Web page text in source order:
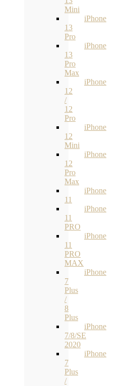
Mini
iPhone
13
Pro
iPhone
13
Pro
Max
iPhone
12
/
12
Pro
iPhone
12
Mini
iPhone
12
Pro
Max
iPhone
11
iPhone
11
PRO
iPhone
11
PRO
MAX
iPhone
7
Plus
/
8
Plus
iPhone
7/8/SE
2020
iPhone
7
Plus
/